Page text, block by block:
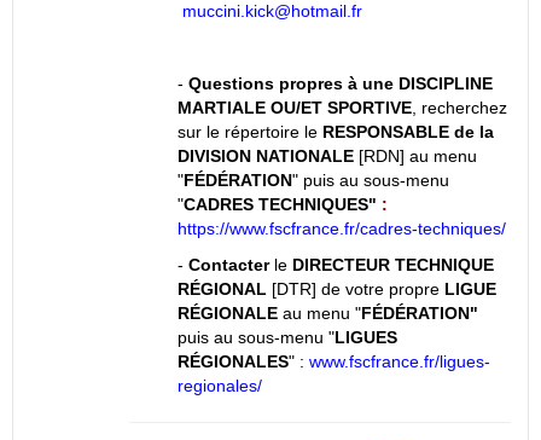
muccini.kick@hotmail.fr
- Questions propres à une DISCIPLINE
MARTIALE OU/ET SPORTIVE , recherchez
sur le répertoire le RESPONSABLE de la
DIVISION NATIONALE [RDN] au menu
"FÉDÉRATION" puis au sous-menu
"CADRES TECHNIQUES" :
https://www.fscfrance.fr/cadres-techniques/
- Contacter le DIRECTEUR TECHNIQUE
RÉGIONAL [DTR] de votre propre LIGUE
RÉGIONALE au menu "FÉDÉRATION"
puis au sous-menu "LIGUES
RÉGIONALES" : www.fscfrance.fr/ligues-
regionales/